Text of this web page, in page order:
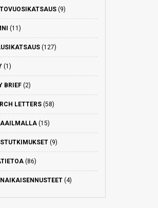
(9)
(11)
(127)
(1)
BRIEF(2)
LETTERS(58)
(15)
(9)
(86)
(4)